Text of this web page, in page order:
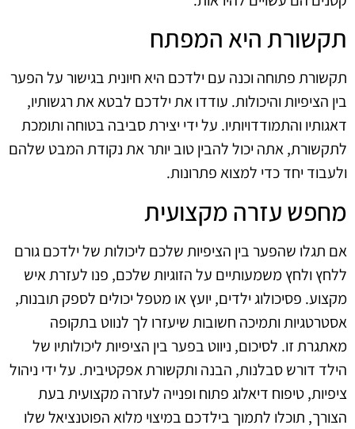
תקשורת היא המפתח
תקשורת פתוחה וכנה עם ילדכם היא חיונית בגישור על הפער
בין הציפיות והיכולות. עודדו את ילדכם לבטא את רגשותיו,
דאגותיו והתמודדויותיו. על ידי יצירת סביבה בטוחה ותומכת
לתקשורת, אתה יכול להבין טוב יותר את נקודת המבט שלהם
ולעבוד יחד כדי למצוא פתרונות.
מחפש עזרה מקצועית
אם תגלו שהפער בין הציפיות שלכם ליכולות של ילדכם גורם
ללחץ ולחץ משמעותיים על הזוגיות שלכם, פנו לעזרת איש
מקצוע. פסיכולוג ילדים, יועץ או מטפל יכולים לספק תובנות,
אסטרטגיות ותמיכה חשובות שיעזרו לך לנווט בתקופה
מאתגרת זו. לסיכום, ניווט בפער בין הציפיות ליכולותיו של
הילד דורש סבלנות, הבנה ותקשורת אפקטיבית. על ידי ניהול
ציפיות, טיפוח דיאלוג פתוח ופנייה לעזרה מקצועית בעת
הצורך, תוכלו לתמוך בילדכם במיצוי מלוא הפוטנציאל שלו